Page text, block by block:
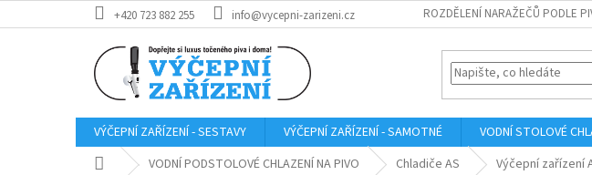
na
+420 723 882 255 info@vycepni-zarizeni.cz ROZDĚLENÍ NARAŽEČŮ PODLE
VÝČEPNÍ ZAŘÍZENÍ - SESTAVY VÝČEPNÍ ZAŘÍZENÍ - SAMOTNÉ VODNÍ STOLOVÉ
Domů VODNÍ PODSTOLOVÉ CHLAZENÍ NA PIVO Chladiče AS Výčepní zařízení